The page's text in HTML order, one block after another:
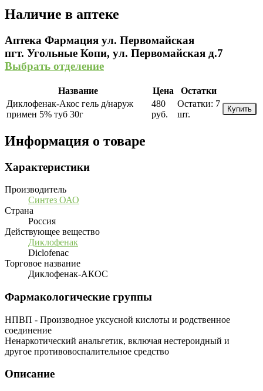
Наличие в аптеке
Аптека Фармация ул. Первомайская
пгт. Угольные Копи, ул. Первомайская д.7
Выбрать отделение
Название Цена
Остатки
Диклофенак-Акос гель д/наруж
примен 5% туб 30г
480
руб.
Остатки: 7
шт.
Купить
Информация о товаре
Характеристики
Производитель
Синтез ОАО
Страна
Россия
Действующее вещество
Диклофенак
Diclofenac
Торговое название
Диклофенак-АКОС
Фармакологические группы
НПВП - Производное уксусной кислоты и родственное
соединение
Ненаркотический анальгетик, включая нестероидный и
другое противовоспалительное средство
Описание